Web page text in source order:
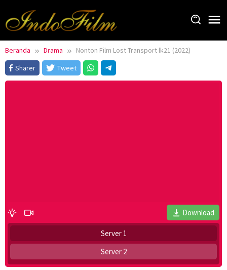
konten
Beranda Drama
Nonton Film Lost Transport lk21 (2022)
Sharer
Tweet
Download
Server 1
Server 2